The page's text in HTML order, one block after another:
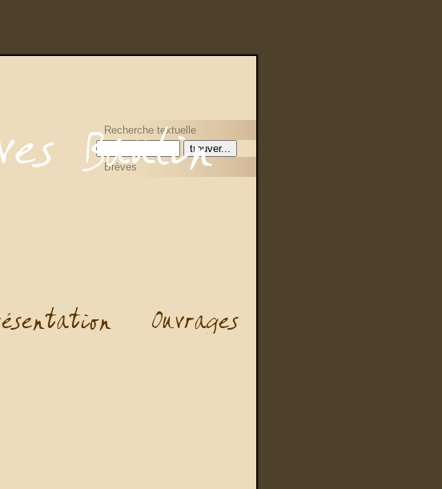
Recherche textuelle
Brèves